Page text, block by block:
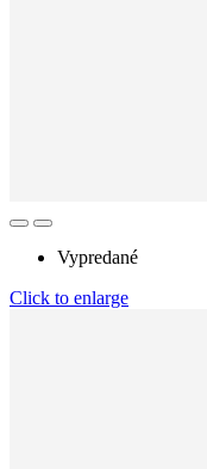
Vypredané
Click to enlarge